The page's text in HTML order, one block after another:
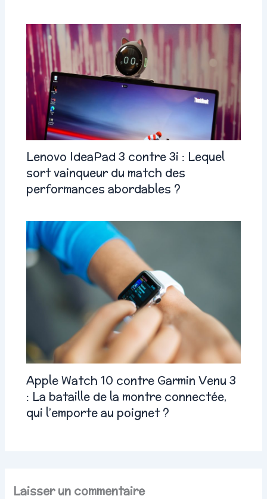
Lenovo IdeaPad 3 contre 3i : Lequel
sort vainqueur du match des
performances abordables ?
Apple Watch 10 contre Garmin Venu 3
: La bataille de la montre connectée,
qui l’emporte au poignet ?
Laisser un commentaire